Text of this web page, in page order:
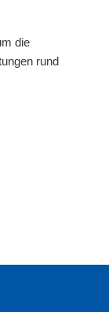
die
rund